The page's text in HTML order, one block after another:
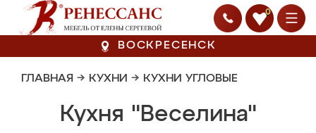
0
ВОСКРЕСЕНСК
ГЛАВНАЯ → КУХНИ → КУХНИ УГЛОВЫЕ
Кухня "Веселина"